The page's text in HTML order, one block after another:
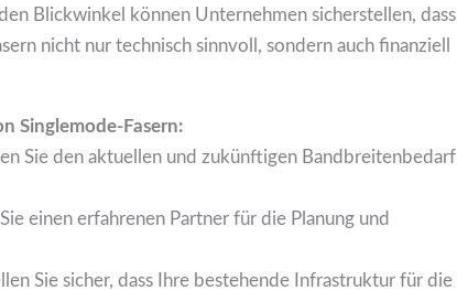
Blickwinkel können Unternehmen sicherstellen, dass
nicht nur technisch sinnvoll, sondern auch finanziell
Singlemode-Fasern:
Sie den aktuellen und zukünftigen Bandbreitenbedarf
einen erfahrenen Partner für die Planung und
Sie sicher, dass Ihre bestehende Infrastruktur für die